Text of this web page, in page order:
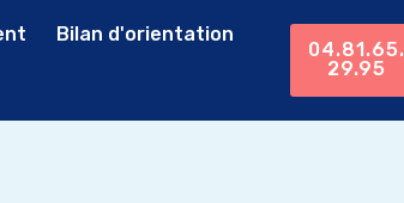
Bilan d'orientation
04.81.65.
29.95